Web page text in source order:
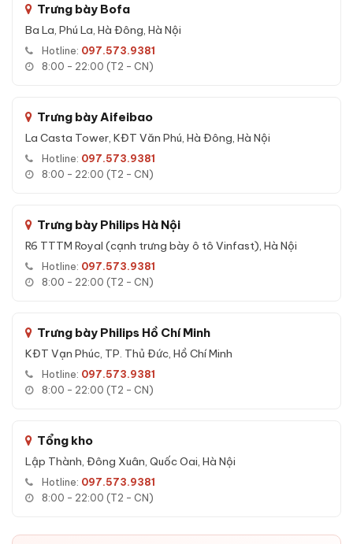
Màu sắc: Đen
Cấu tạo Két sắt Aifeibao XDLB-80 vân
Thiết kế và cấu tạo
Vỏ: thép tấm không gỉ, sơn tĩnh điện 3 lớp chống mài mòn
Cánh: dày 10mm, gia công CNC chống cạy
Đặc tính kỹ thuật Két sắt Aifeibao XDLB-
80 vân tay chính hãng
Mã NK XDLB-80
Thương hiệu
Aifeibao - sản phẩm nhập khẩu chính
hãng
mở
Nguồn điện
Pin AA 1.5V x 4, có USB cấp nguồn dự
phòng
Trưng bày Bofa
Ba La, Phú La, Hà Đông, Hà Nội
Hotline: 097.573.9381
8:00 - 22:00 (T2 - CN)
Trưng bày Aifeibao
La Casta Tower, KĐT Văn Phú, Hà Đông, Hà Nội
Hotline: 097.573.9381
8:00 - 22:00 (T2 - CN)
Trưng bày Philips Hà Nội
R6 TTTM Royal (cạnh trưng bày ô tô Vinfast), Hà Nội
Hotline: 097.573.9381
8:00 - 22:00 (T2 - CN)
Trưng bày Philips Hồ Chí Minh
KĐT Vạn Phúc, TP. Thủ Đức, Hồ Chí Minh
Hotline: 097.573.9381
8:00 - 22:00 (T2 - CN)
Tổng kho
Lập Thành, Đông Xuân, Quốc Oai, Hà Nội
Hotline: 097.573.9381
8:00 - 22:00 (T2 - CN)